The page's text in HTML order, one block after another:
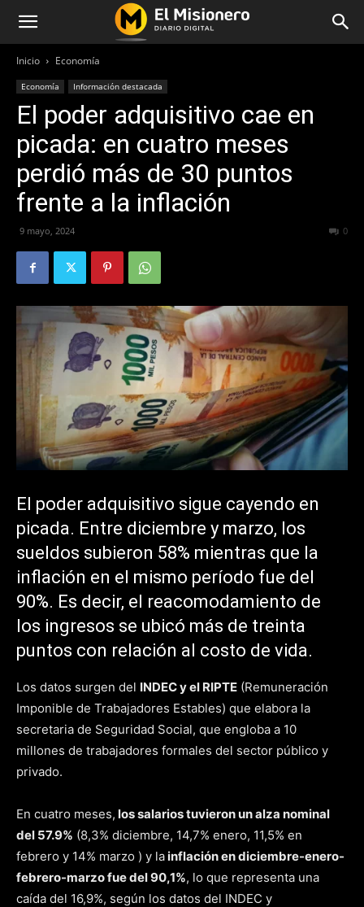
Inicio Economía
Economía Información destacada
El poder adquisitivo cae en
picada: en cuatro meses
perdió más de 30 puntos
frente a la inflación
9 mayo, 2024 0
El poder adquisitivo sigue cayendo en
picada. Entre diciembre y marzo, los
sueldos subieron 58% mientras que la
inflación en el mismo período fue del
90%. Es decir, el reacomodamiento de
los ingresos se ubicó más de treinta
puntos con relación al costo de vida.
Los datos surgen del INDEC y el RIPTE (Remuneración
Imponible de Trabajadores Estables) que elabora la
secretaria de Seguridad Social, que engloba a 10
millones de trabajadores formales del sector público y
privado.
En cuatro meses, los salarios tuvieron un alza nominal
del 57.9% (8,3% diciembre, 14,7% enero, 11,5% en
febrero y 14% marzo ) y lainflación en diciembre-enero-
febrero-marzo fue del 90,1%, lo que representa una
caída del 16,9%, según los datos del INDEC y